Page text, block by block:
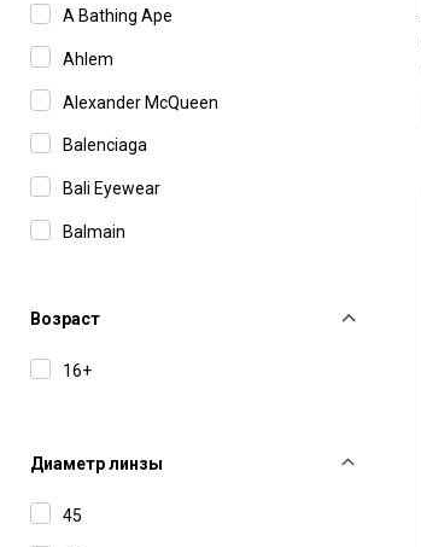
A Bathing Ape
Ahlem
Alexander McQueen
Balenciaga
Bali Eyewear
Balmain
Bottega Veneta
Carolina Herrera
Возраст
16+
Диаметр линзы
45